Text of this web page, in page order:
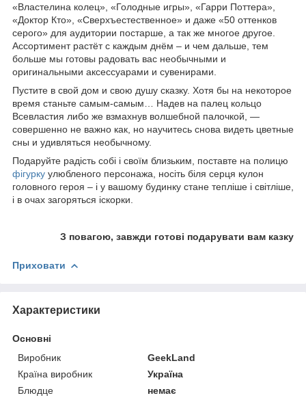
«Властелина колец», «Голодные игры», «Гарри Поттера»,
«Доктор Кто», «Сверхъестественное» и даже «50 оттенков
серого» для аудитории постарше, а так же многое другое.
Ассортимент растёт с каждым днём – и чем дальше, тем
больше мы готовы радовать вас необычными и
оригинальными аксессуарами и сувенирами.
Пустите в свой дом и свою душу сказку. Хотя бы на некоторое
время станьте самым-самым… Надев на палец кольцо
Всевластия либо же взмахнув волшебной палочкой, ―
совершенно не важно как, но научитесь снова видеть цветные
сны и удивляться необычному.
Подаруйте радість собі і своїм близьким, поставте на полицю
фігурку улюбленого персонажа, носіть біля серця кулон
головного героя – і у вашому будинку стане тепліше і світліше,
і в очах загоряться іскорки.
З повагою, завжди готові подарувати вам казку
Приховати
Характеристики
Основні
Виробник
GeekLand
Країна виробник
Україна
Блюдце
немає